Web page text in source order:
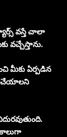
వస్తే చాలా
వచ్చేస్తాను.
మీకు ఏర్పడిన
చేయాలని